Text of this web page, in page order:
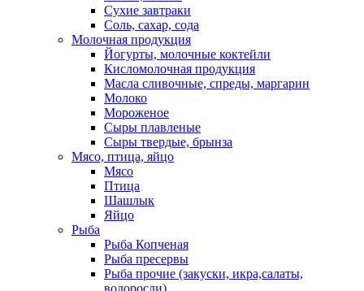
Сухие завтраки
Соль, сахар, сода
Молочная продукция
Йогурты, молочные коктейли
Кисломолочная продукция
Масла сливочные, спреды, маргарин
Молоко
Мороженое
Сыры плавленые
Сыры твердые, брынза
Мясо, птица, яйцо
Мясо
Птица
Шашлык
Яйцо
Рыба
Рыба Копченая
Рыба пресервы
Рыба прочие (закуски, икра,салаты,
водоросли)